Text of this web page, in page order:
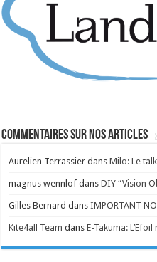
Commentaires sur nos articles
Aurelien Terrassier dansMilo: Le
magnus wennlof dansDIY “Vision
Gilles Bernard dansIMPORTANT
Kite4all Team dansE-Takuma: